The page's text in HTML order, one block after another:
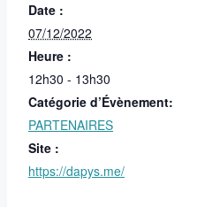
Date :
07/12/2022
Heure :
12h30 - 13h30
Catégorie d’Évènement:
PARTENAIRES
Site :
https://dapys.me/